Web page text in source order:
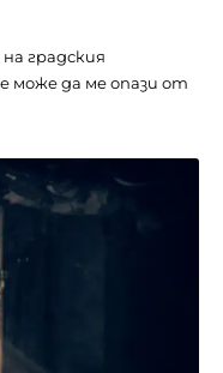
градския
може да ме опази от